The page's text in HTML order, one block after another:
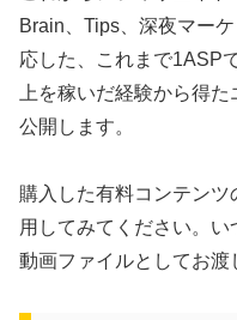
Brain、Tips、深夜マー
応した、これまで1ASP
上を稼いだ経験から得
公開します。
購入した有料コンテン
用してみてください。
動画ファイルとしてお渡